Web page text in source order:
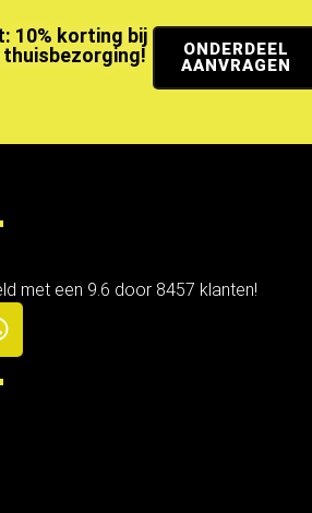
10% korting bij
ONDERDEEL
AANVRAGEN
met een 9.6 door 8457 klanten!